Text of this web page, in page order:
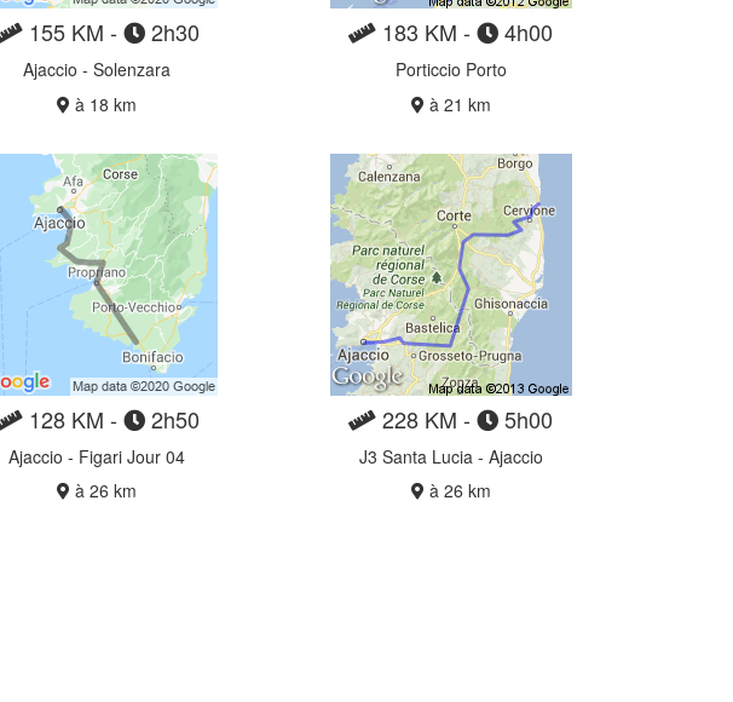
155 KM - 2h30
Ajaccio - Solenzara
à 18 km
183 KM - 4h00
Porticcio Porto
à 21 km
128 KM - 2h50
Ajaccio - Figari Jour 04
à 26 km
228 KM - 5h00
J3 Santa Lucia - Ajaccio
à 26 km